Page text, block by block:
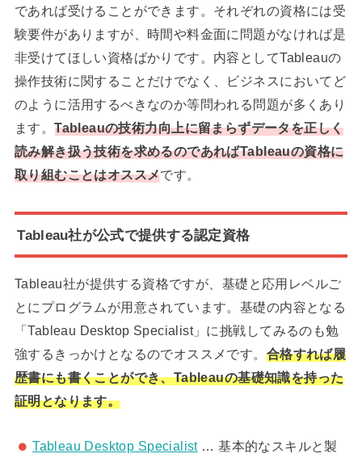
であれば受けることができます。それぞれの資格には受
験要件がありますが、時間や料金面に問題がなければ是
非受けてほしい資格ばかりです。内容としてTableauの
操作技術に関することだけでなく、ビジネスにおいてど
のように活用するべきなのか等問われる問題が多くあり
ます。Tableauの技術力向上に留まらずデータを正しく
読み解き扱う技術を求めるのであればTableauの資格に
取り組むことはオススメです。
Tableau社が公式で提供する認定資格
Tableau社が提供する資格ですが、基礎と応用レベルご
とにプログラムが用意されています。基礎の内容となる
「Tableau Desktop Specialist」に挑戦してみるのも勉
強するきっかけとなるのでオススメです。 合格すれば履
歴書にも書くことができ、Tableauの基礎知識を持った
証明となります。
Tableau Desktop Specialist… 基本的なスキルと製